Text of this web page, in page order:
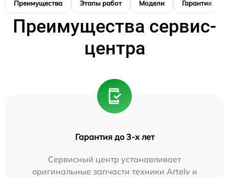
Преимущества Этапы работ Модели Гарантия
Преимущества сервис-
центра
Гарантия до 3-х лет
Сервисный центр устанавливает
оригинальные запчасти техники Artelv и